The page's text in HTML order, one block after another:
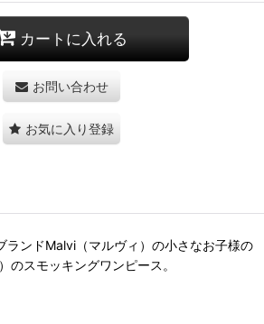
カートに入れる
お問い合わせ
お気に入り登録
ランドMalvi（マルヴィ）の小さなお子様の
のスモッキングワンピース。